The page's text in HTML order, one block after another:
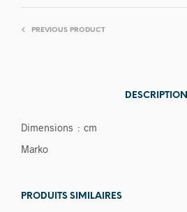
PREVIOUS PRODUCT
DESCRIPTION
Dimensions : cm
Marko
PRODUITS SIMILAIRES